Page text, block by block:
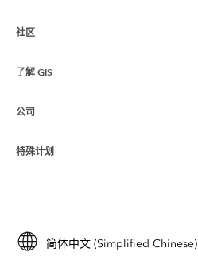
ArcGIS 概览
制图
社区
Esri 社区
ArcGIS 博客
Esri 年轻专家关系网
了解 GIS
什么是 GIS？
位置智能
培训
ArcUser
公司
关于 Esri
招贤纳士
特殊计划
ArcGIS for Student Use
简体中文 (Simplified Chinese)